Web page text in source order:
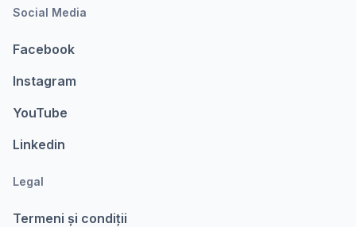
Social Media
Facebook
Instagram
YouTube
Linkedin
Legal
Termeni şi condiții